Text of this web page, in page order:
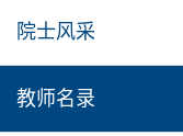
院士风采
教师名录